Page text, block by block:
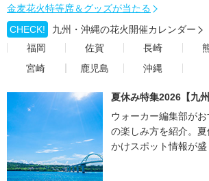
金麦花火特等席＆グッズが当たる
CHECK!
九州・沖縄の花火開催カレンダー
福岡
佐賀 長崎
宮崎
鹿児島 沖縄
夏休み特集2026【九州
ウォーカー編集部が
の楽しみ方を紹介。
かけスポット情報が盛